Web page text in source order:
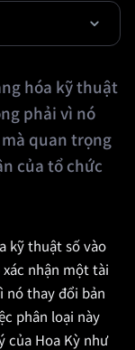
hóa kỹ thuật
phải vì nó
quan trọng
của tổ chức
kỹ thuật số vào
xác nhận một tài
nó thay đổi bản
phân loại này
của Hoa Kỳ như